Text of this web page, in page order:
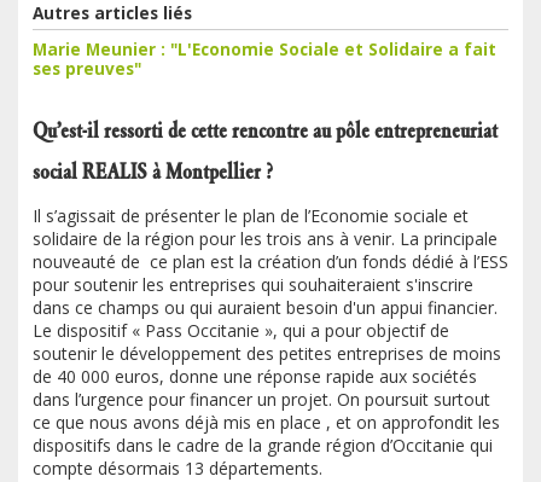
Autres articles liés
Marie Meunier : "L'Economie Sociale et Solidaire a fait
ses preuves"
Qu’est-il ressorti de cette rencontre au pôle entrepreneuriat
social REALIS à Montpellier ?
Il s’agissait de présenter le plan de l’Economie sociale et
solidaire de la région pour les trois ans à venir. La principale
nouveauté de ce plan est la création d’un fonds dédié à l’ESS
pour soutenir les entreprises qui souhaiteraient s'inscrire
dans ce champs ou qui auraient besoin d'un appui financier.
Le dispositif « Pass Occitanie », qui a pour objectif de
soutenir le développement des petites entreprises de moins
de 40 000 euros, donne une réponse rapide aux sociétés
dans l’urgence pour financer un projet. On poursuit surtout
ce que nous avons déjà mis en place , et on approfondit les
dispositifs dans le cadre de la grande région d’Occitanie qui
compte désormais 13 départements.